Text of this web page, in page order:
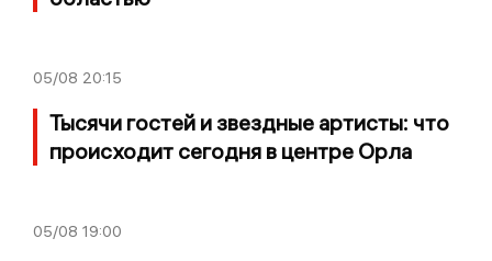
05/08 20:15
Тысячи гостей и звездные артисты: что
происходит сегодня в центре Орла
05/08 19:00